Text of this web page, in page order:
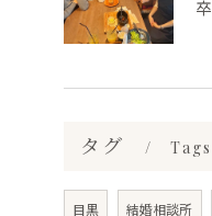
タグ Tags
目黒 結婚相談所